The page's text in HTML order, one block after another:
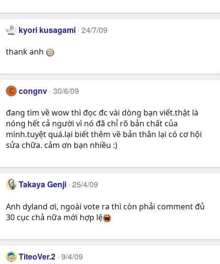
kyori kusagami 24/7/09
thank anh
C congnv 30/6/09
đang tìm về wow thì đọc đc vài dòng bạn viết.thật là
nóng hết cả người vì nó đã chỉ rõ bản chất của
mình.tuyệt quá.lại biết thêm về bản thân lại có cơ hội
sửa chữa. cảm ơn bạn nhiều :)
Takaya Genji 25/4/09
Anh dyland ơi, ngoài vote ra thì còn phải comment đủ
30 cục chả nữa mới hợp lệ
TiteoVer.2 9/4/09